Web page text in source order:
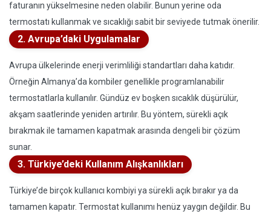
faturanın yükselmesine neden olabilir. Bunun yerine oda
termostatı kullanmak ve sıcaklığı sabit bir seviyede tutmak önerilir.
2. Avrupa’daki Uygulamalar
Avrupa ülkelerinde enerji verimliliği standartları daha katıdır.
Örneğin Almanya’da kombiler genellikle programlanabilir
termostatlarla kullanılır. Gündüz ev boşken sıcaklık düşürülür,
akşam saatlerinde yeniden artırılır. Bu yöntem, sürekli açık
bırakmak ile tamamen kapatmak arasında dengeli bir çözüm
sunar.
3. Türkiye’deki Kullanım Alışkanlıkları
Türkiye’de birçok kullanıcı kombiyi ya sürekli açık bırakır ya da
tamamen kapatır. Termostat kullanımı henüz yaygın değildir. Bu